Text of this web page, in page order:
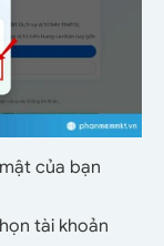
của bạn
tài khoản